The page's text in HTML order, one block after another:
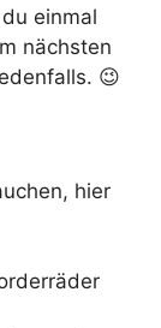
einmal
nächsten
😉
hier